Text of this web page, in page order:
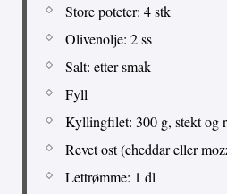
Store poteter: 4 stk
Olivenolje: 2 ss
Salt: etter smak
Fyll
Kyllingfilet: 300 g, stekt og
Revet ost (cheddar eller
Lettrømme: 1 dl